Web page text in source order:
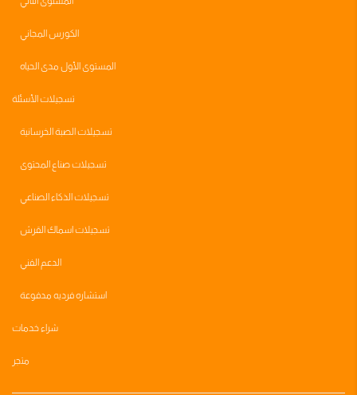
الكورس المجاني
المستوى الأول مدى الحياه
تسجيلات الأسئلة
تسجيلات الصبة الخرسانية
تسجيلات صناع المحتوى
تسجيلات الذكاء الصناعي
تسجيلات اسماك القرش
الدعم الفني
استشاره فرديه مدفوعة
شراء خدمات
متجر